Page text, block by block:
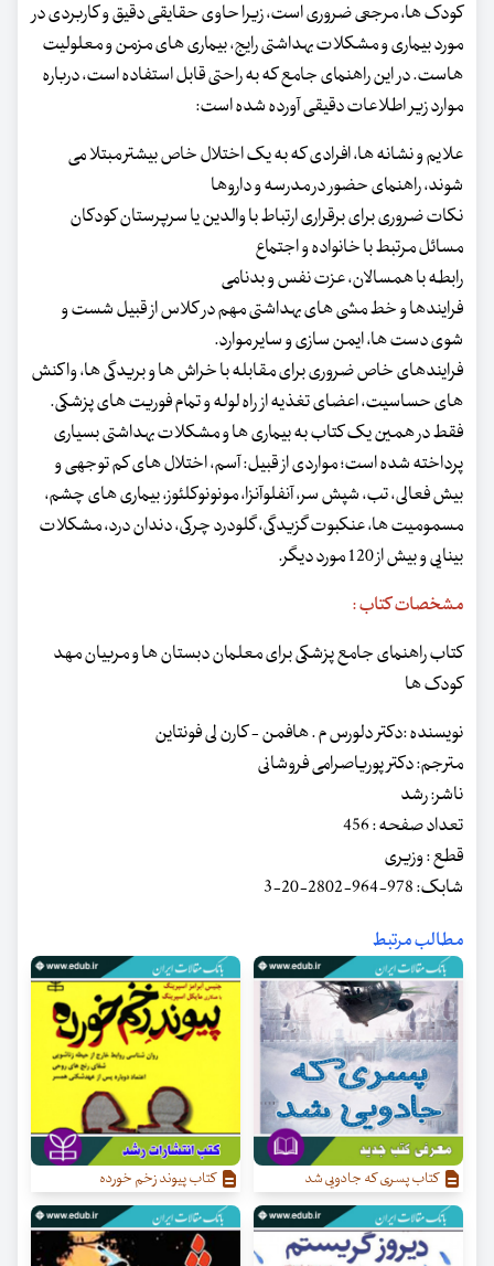
کودک ها، مرجعی ضروری است، زیرا حاوی حقایقی دقیق و کاربردی در
مورد بیماری و مشکلات بهداشتی رایج، بیماری های مزمن و معلولیت
هاست. در این راهنمای جامع که به راحتی قابل استفاده است، درباره
موارد زیر اطلاعات دقیقی آورده شده است:
علایم و نشانه ها، افرادی که به یک اختلال خاص بیشتر مبتلا می
شوند، راهنمای حضور در مدرسه و داروها
نکات ضروری برای برقراری ارتباط با والدین یا سرپرستان کودکان
مسائل مرتبط با خانواده و اجتماع
رابطه با همسالان، عزت نفس و بدنامی
فرایندها و خط مشی های بهداشتی مهم در کلاس از قبیل شست و
شوی دست ها، ایمن سازی و سایر موارد.
فرایندهای خاص ضروری برای مقابله با خراش ها و بریدگی ها، واکنش
های حساسیت، اعضای تغذیه از راه لوله و تمام فوریت های پزشکی.
فقط در همین یک کتاب به بیماری ها و مشکلات بهداشتی بسیاری
پرداخته شده است؛ مواردی از قبیل: آسم، اختلال های کم توجهی و
بیش فعالی، تب، شپش سر، آنفلوآنزا، مونونوکلئوز، بیماری های چشم،
مسمومیت ها، عنکبوت گزیدگی، گلودرد چرکی، دندان درد، مشکلات
بینایی و بیش از 120 مورد دیگر.
مشخصات کتاب :
کتاب راهنمای جامع پزشکی برای معلمان دبستان ها و مربیان مهد
کودک ها
نویسنده :دکتر دلورس م . هافمن - کارن لی فونتاین
مترجم: دکتر پوریاصرامی فروشانی
ناشر: رشد
تعداد صفحه : 456
قطع : وزیری
شابک: 978-964-2802-20-3
مطالب مرتبط
کتاب پسری که جادویی شد کتاب پیوند زخم خورده